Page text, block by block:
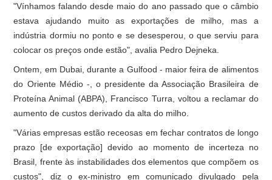
"Vínhamos falando desde maio do ano passado que o câmbio
estava ajudando muito as exportações de milho, mas a
indústria dormiu no ponto e se desesperou, o que serviu para
colocar os preços onde estão", avalia Pedro Dejneka.
Ontem, em Dubai, durante a Gulfood - maior feira de alimentos
do Oriente Médio -, o presidente da Associação Brasileira de
Proteína Animal (ABPA), Francisco Turra, voltou a reclamar do
aumento de custos derivado da alta do milho.
"Várias empresas estão receosas em fechar contratos de longo
prazo [de exportação] devido ao momento de incerteza no
Brasil, frente às instabilidades dos elementos que compõem os
custos", diz o ex-ministro em comunicado divulgado pela